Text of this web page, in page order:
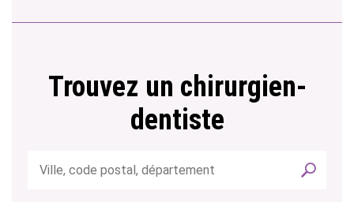
Trouvez un chirurgien-
dentiste